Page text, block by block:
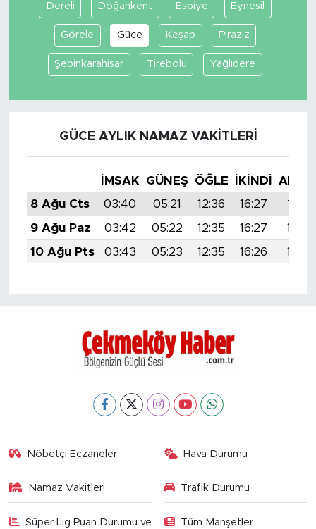
Dereli Doğankent Espiye Eynesil
Görele Güce Keşap Piraziz
Şebinkarahisar Tirebolu Yağlıdere
GÜCE AYLIK NAMAZ VAKITLERI
İMSAK GÜNEŞ ÖĞLE İKINDI
8 Ağu Cts
03:40 05:21 12:36 16:27
19:41
9 Ağu Paz
03:42 05:22 12:35 16:27
19:39
10 Ağu Pts
03:43 05:23 12:35 16:26 19:38
Nöbetçi Eczaneler Hava Durumu
Namaz Vakitleri Trafik Durumu
Süper Lig Puan Durumu ve Tüm Manşetler